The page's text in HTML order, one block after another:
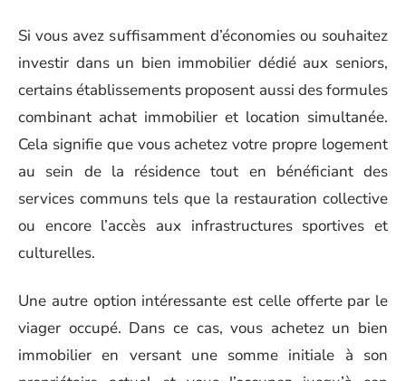
Si vous avez suffisamment d’économies ou souhaitez
investir dans un bien immobilier dédié aux seniors,
certains établissements proposent aussi des formules
combinant achat immobilier et location simultanée.
Cela signifie que vous achetez votre propre logement
au sein de la résidence tout en bénéficiant des
services communs tels que la restauration collective
ou encore l’accès aux infrastructures sportives et
culturelles.
Une autre option intéressante est celle offerte par le
viager occupé. Dans ce cas, vous achetez un bien
immobilier en versant une somme initiale à son